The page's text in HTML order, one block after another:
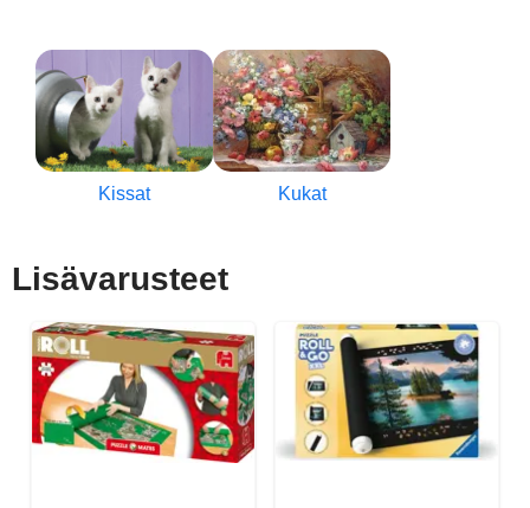
Kissat Kukat
Lisävarusteet